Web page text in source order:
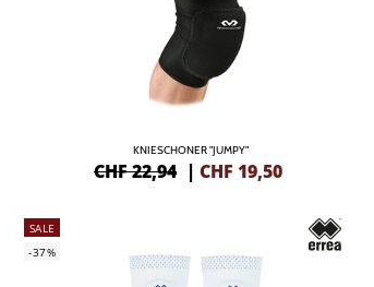
KNIESCHONER "JUMPY"
CHF 22,94 | CHF 19,50
SALE
-37%